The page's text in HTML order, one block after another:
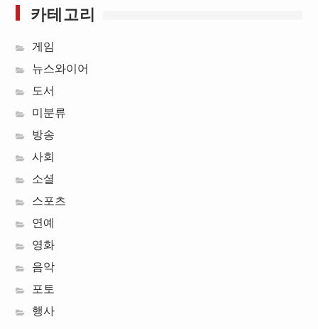
카테고리
게임
뉴스와이어
도서
미분류
방송
사회
소셜
스포츠
연예
영화
음악
포토
행사